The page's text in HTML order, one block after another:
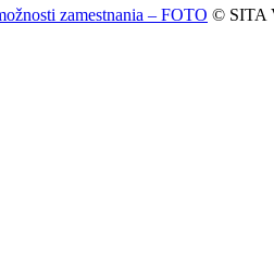
zamestnania – FOTO © SITA